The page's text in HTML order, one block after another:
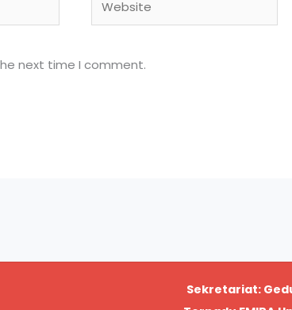
next time I comment.
Sekretariat: